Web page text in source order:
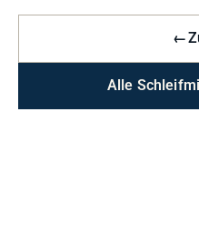
←
Alle